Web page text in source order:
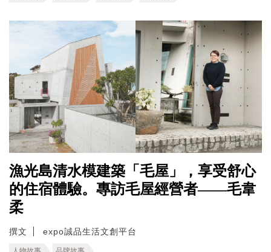
漁光島清水模建築「毛屋」，享受舒心
的住宿體驗。專訪毛屋經營者——毛韋
柔
撰文 expo誠品生活文創平台